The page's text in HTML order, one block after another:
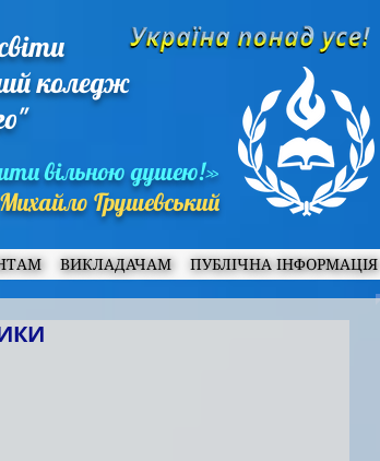
коледж
вільною душею!»
Михайло Грушевський
ВИКЛАДАЧАМ ПУБЛІЧНА ІНФОРМАЦІЯ